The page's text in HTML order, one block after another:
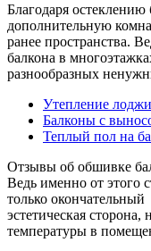
Благодаря остеклению
дополнительную
ранее пространства.
балкона в
разнообразных
Утепление
Балконы с
Теплый пол на
Отзывы об обшивке
Ведь именно от этого
только
эстетическая
температуры в